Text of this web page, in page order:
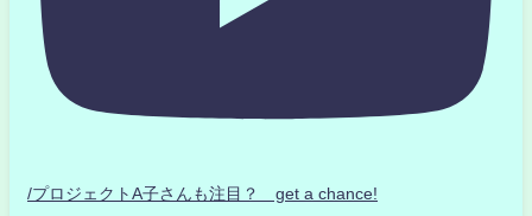
/プロジェクトA子さんも注目？ get a chance!